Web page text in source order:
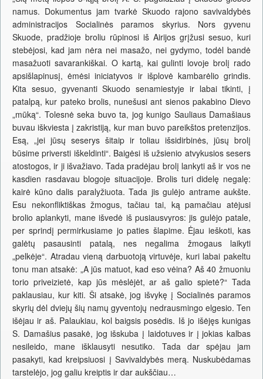
namus. Dokumentus jam tvarkė Skuodo rajono savivaldybės
administracijos Socialinės paramos skyrius. Nors gyvenu
Skuode, pradžioje broliu rūpinosi iš Airijos grįžusi sesuo, kuri
stebėjosi, kad jam nėra nei masažo, nei gydymo, todėl bandė
masažuoti savarankiškai. O kartą, kai gulinti lovoje brolį rado
apsišlapinusį, ėmėsi iniciatyvos ir išplovė kambarėlio grindis.
Kita sesuo, gyvenanti Skuodo senamiestyje ir labai tikinti, į
patalpą, kur pateko brolis, nunešusi ant sienos pakabino Dievo
„mūką“. Tolesnė seka buvo ta, jog kunigo Sauliaus Damašiaus
buvau iškviesta į zakristiją, kur man buvo pareikštos pretenzijos.
Esą, „jei jūsų seserys šitaip ir toliau išsidirbinės, jūsų brolį
būsime priversti iškeldinti“. Baigėsi iš užsienio atvykusios sesers
atostogos, ir ji išvažiavo. Tada pradėjau brolį lankyti aš ir vos ne
kasdien rasdavau blogoje situacijoje. Brolis turi didelę negalę:
kairė kūno dalis paralyžiuota. Tada jis gulėjo antrame aukšte.
Esu nekonfliktiškas žmogus, tačiau tai, ką pamačiau atėjusi
brolio aplankyti, mane išvedė iš pusiausvyros: jis gulėjo patale,
per sprindį permirkusiame jo paties šlapime. Ėjau ieškoti, kas
galėtų pasausinti patalą, nes negalima žmogaus laikyti
„pelkėje“. Atradau vieną darbuotoją virtuvėje, kuri labai pakeltu
tonu man atsakė: „A jūs matuot, kad eso vėina? Aš 40 žmuoniu
torio priveizietė, kap jūs mėslėjėt, ar aš galio spietė?“ Tada
paklausiau, kur kiti. Ši atsakė, jog išvykę į Socialinės paramos
skyrių dėl dviejų šių namų gyventojų nedrausmingo elgesio. Ten
išėjau ir aš. Palaukiau, kol baigsis posėdis. Iš jo išėjęs kunigas
S. Damašius pasakė, jog išskuba į laidotuves ir į jokias kalbas
nesileido, mane išklausyti nesutiko. Tada dar spėjau jam
pasakyti, kad kreipsiuosi į Savivaldybės merą. Nuskubėdamas
tarstelėjo, jog galiu kreiptis ir dar aukščiau…